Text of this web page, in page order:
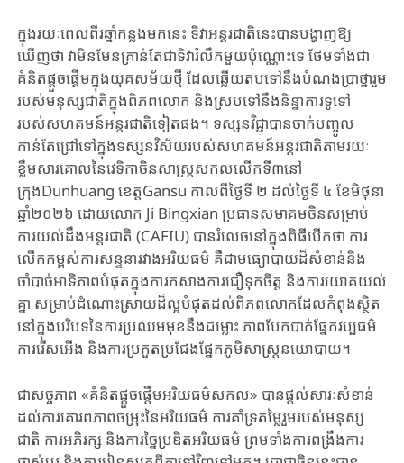
ក្នុងរយៈពេលពីរឆ្នាំកន្លងមកនេះ ទិវាអន្តរជាតិនេះបានបង្ហាញឱ្យ
ឃើញថា វាមិនមែនគ្រាន់តែជាទិវារំលឹកមួយប៉ុណ្ណោះទេ ថែមទាំងជា
គំនិតផ្ដួចផ្ដើមក្នុងយុគសម័យថ្មី ដែលឆ្លើយតបទៅនឹងបំណងប្រាថ្នារួម
របស់មនុស្សជាតិក្នុងពិភពលោក និងស្របទៅនឹងនិន្នាការទូទៅ
របស់សហគមន៍អន្តរជាតិទៀតផង។ ទស្សនវិជ្ជាបានចាក់បញ្ចូល
កាន់តែជ្រៅទៅក្នុងទស្សនវិស័យរបស់សហគមន៍អន្តរជាតិតាមរយៈ
ខ្លឹមសារគោលនៃវេទិកាចិនសាស្ត្រសកលលើកទី៣នៅ
ក្រុងDunhuang ខេត្តGansu កាលពីថ្ងៃទី ២ ដល់ថ្ងៃទី ៤ ខែមិថុនា
ឆ្នាំ២០២៦ ដោយលោក Ji Bingxian ប្រធានសមាគមចិនសម្រាប់
ការយល់ដឹងអន្តរជាតិ (CAFIU) បានរំលេចនៅក្នុងពិធីបើកថា ការ
លើកកម្ពស់ការសន្ទនារវាងអរិយធម៌ គឺជាមធ្យោបាយដ៏សំខាន់និង
ចាំបាច់អាទិភាពបំផុតក្នុងការកសាងការជឿទុកចិត្ត និងការយោគយល់
គ្នា សម្រាប់ដំណោះ​ស្រាយដ៏ល្អបំផុត​​​​ដល់ពិភពលោកដែលកំពុងស្ថិត
នៅក្នុងបរិបទនៃការប្រឈមមុខនឹងជម្លោះ ភាពបែកបាក់ផ្នែកវប្បធម៌
ការរើសអើង និងការប្រកួតប្រជែងផ្នែកភូមិសាស្ត្រនយោបាយ។
ជាសច្ចភាព «គំនិតផ្ដួចផ្ដើមអរិយធម៌សកល» បានផ្តល់សារៈសំខាន់
ដល់ការគោរពភាពចម្រុះនៃអរិយធម៌ ការគាំទ្រតម្លៃរួមរបស់មនុស្ស
ជាតិ ការអភិរក្ស និងការច្នៃប្រឌិតអរិយធម៌ ព្រមទាំងការពង្រឹងការ